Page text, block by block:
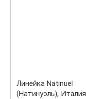
Линейка Natinuel
(Натинуэль), Италия